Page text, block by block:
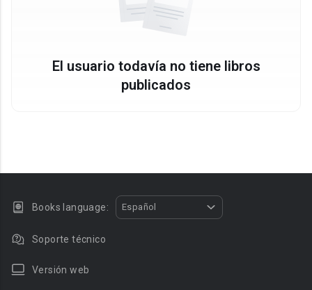
El usuario todavía no tiene libros
publicados
Books language: Español
Soporte técnico
Versión web